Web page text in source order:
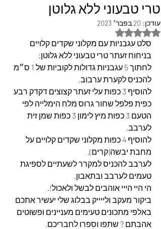
טרי טבעוני ללא גלוטן
עודכן: 20 בפבר׳ 2023
דירוג של NaN מתוך 5 כוכבים
סלט עגבניות עם מקלוני שקדים קלויים
בניחוח זעתר טרי טבעוני ללא גלוטן:
לחתוך 5 עגבניות גדולות לקוביות של 1 ס״מ
להכניס לקערת ערבוב,
להוסיף 3 כפות עלי זעתר קצוצים דקדק רבע
כפית פלפל שחור גרוס מלח הימלייה לפי
הטעם 3 כפות מיץ לימון 3 כפות שמן זית
לערבב,
להוסיף 4 כפות מקלוני שקדים קלויים על
מחבת יבשה(קרים),
לערבב להכניס למקרר לשעתיים לספיגת
טעמים לערבב ובתאבון.
הי היי הייי אוהבים לבשל ולאכול!.
ביקור מעקב ולייייק בבלוג שלי יעשיר אתכם
באלפי מתכונים טעימים מעניינים ופשוטים
אהבתם ? שתפו וספרו לחבריכם.